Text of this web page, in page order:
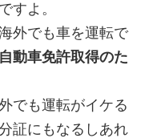
すよ。
外でも車を運転で
動車免許取得のた
でも運転がイケる
証にもなるしあれ